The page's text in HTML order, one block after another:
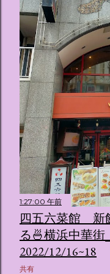
1:27:00 午前
四五六菜館 新
る🍜横浜中華
2022/12/16~18
共有